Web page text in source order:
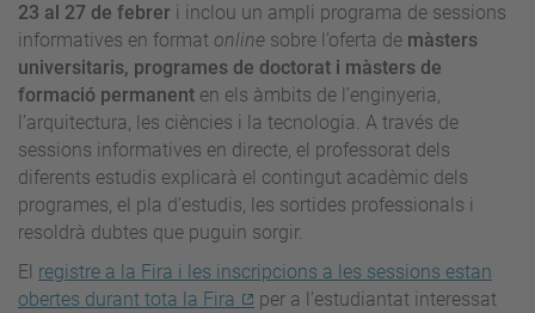
23 al 27 de febrer i inclou un ampli programa de sessions
informatives en format online sobre l’oferta de màsters
universitaris, programes de doctorat i màsters de
formació permanent en els àmbits de l’enginyeria,
l’arquitectura, les ciències i la tecnologia. A través de
sessions informatives en directe, el professorat dels
diferents estudis explicarà el contingut acadèmic dels
programes, el pla d’estudis, les sortides professionals i
resoldrà dubtes que puguin sorgir.
El registre a la Fira i les inscripcions a les sessions estan
obertes durant tota la Fira
per a l’estudiantat interessat